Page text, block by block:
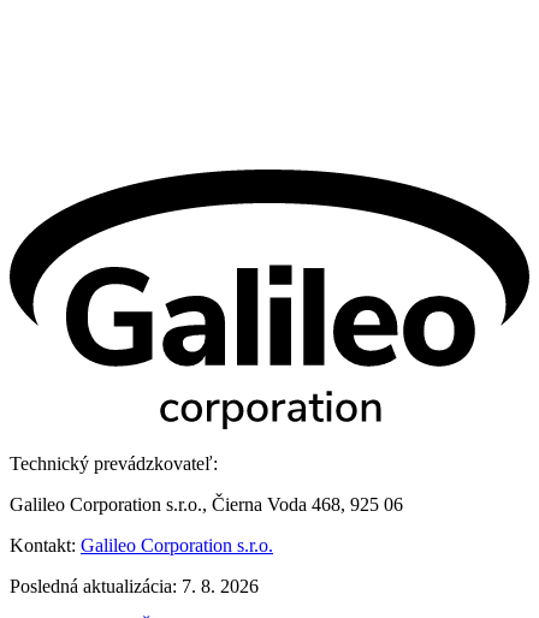
Technický prevádzkovateľ:
Galileo Corporation s.r.o., Čierna Voda 468, 925 06
Kontakt: Galileo Corporation s.r.o.
Posledná aktualizácia: 7. 8. 2026